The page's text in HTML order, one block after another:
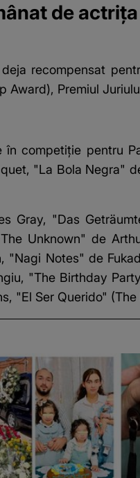
de
recompensat
Award), Premiul
competiţie pentru
"La Bola Negra"
Gray, "Das
Unknown" de
"Nagi Notes" de
"The Birthday
"El Ser Querido"